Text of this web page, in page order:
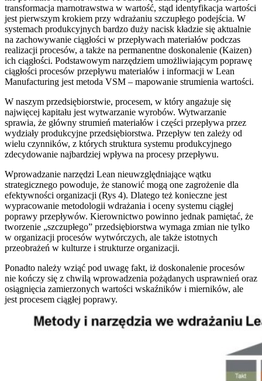
transformacja marnotrawstwa w wartość, stąd identyfikacja wartości
jest pierwszym krokiem przy wdrażaniu szczupłego podejścia. W
systemach produkcyjnych bardzo duży nacisk kładzie się aktualnie
na zachowywanie ciągłości w przepływach materiałów podczas
realizacji procesów, a także na permanentne doskonalenie (Kaizen)
ich ciągłości. Podstawowym narzędziem umożliwiającym poprawę
ciągłości procesów przepływu materiałów i informacji w Lean
Manufacturing jest metoda VSM – mapowanie strumienia wartości.
W naszym przedsiębiorstwie, procesem, w który angażuje się
najwięcej kapitału jest wytwarzanie wyrobów. Wytwarzanie
sprawia, że główny strumień materiałów i części przepływa przez
wydziały produkcyjne przedsiębiorstwa. Przepływ ten zależy od
wielu czynników, z których struktura systemu produkcyjnego
zdecydowanie najbardziej wpływa na procesy przepływu.
Wprowadzanie narzędzi Lean nieuwzględniające wątku
strategicznego powoduje, że stanowić mogą one zagrożenie dla
efektywności organizacji (Rys 4). Dlatego też konieczne jest
wypracowanie metodologii wdrażania i oceny systemu ciągłej
poprawy przepływów. Kierownictwo powinno jednak pamiętać, że
tworzenie „szczupłego” przedsiębiorstwa wymaga zmian nie tylko
w organizacji procesów wytwórczych, ale także istotnych
przeobrażeń w kulturze i strukturze organizacji.
Ponadto należy wziąć pod uwagę fakt, iż doskonalenie procesów
nie kończy się z chwilą wprowadzenia pożądanych usprawnień oraz
osiągnięcia zamierzonych wartości wskaźników i mierników, ale
jest procesem ciągłej poprawy.